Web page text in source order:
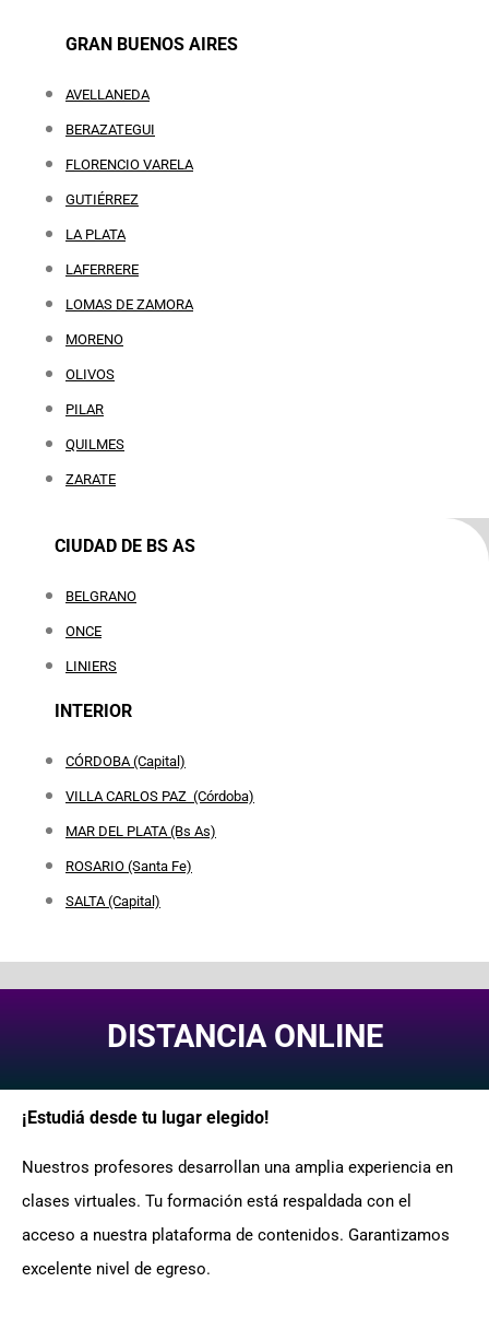
GRAN BUENOS AIRES
AVELLANEDA
BERAZATEGUI
FLORENCIO VARELA
GUTIÉRREZ
LA PLATA
LAFERRERE
LOMAS DE ZAMORA
MORENO
OLIVOS
PILAR
QUILMES
ZARATE
CIUDAD DE BS AS
BELGRANO
ONCE
LINIERS
INTERIOR
CÓRDOBA (Capital)
VILLA CARLOS PAZ (Córdoba)
MAR DEL PLATA (Bs As)
ROSARIO (Santa Fe)
SALTA (Capital)
DISTANCIA ONLINE
¡Estudiá desde tu lugar elegido!
Nuestros profesores desarrollan una amplia experiencia en
clases virtuales. Tu formación está respaldada con el
acceso a nuestra plataforma de contenidos. Garantizamos
excelente nivel de egreso.